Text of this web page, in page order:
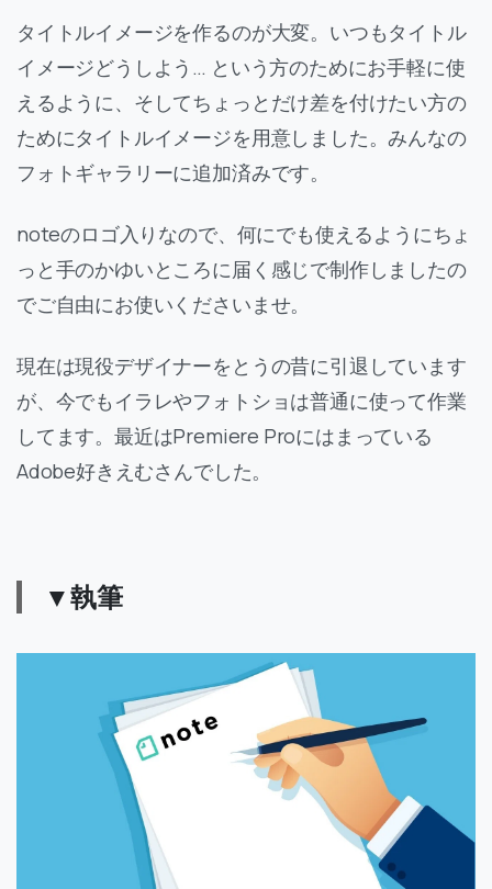
タイトルイメージを作るのが大変。いつもタイトル
イメージどうしよう… という方のためにお手軽に使
えるように、そしてちょっとだけ差を付けたい方の
ためにタイトルイメージを用意しました。みんなの
フォトギャラリーに追加済みです。
noteのロゴ入りなので、何にでも使えるようにちょ
っと手のかゆいところに届く感じで制作しましたの
でご自由にお使いくださいませ。
現在は現役デザイナーをとうの昔に引退しています
が、今でもイラレやフォトショは普通に使って作業
してます。最近はPremiere Proにはまっている
Adobe好きえむさんでした。
▼執筆